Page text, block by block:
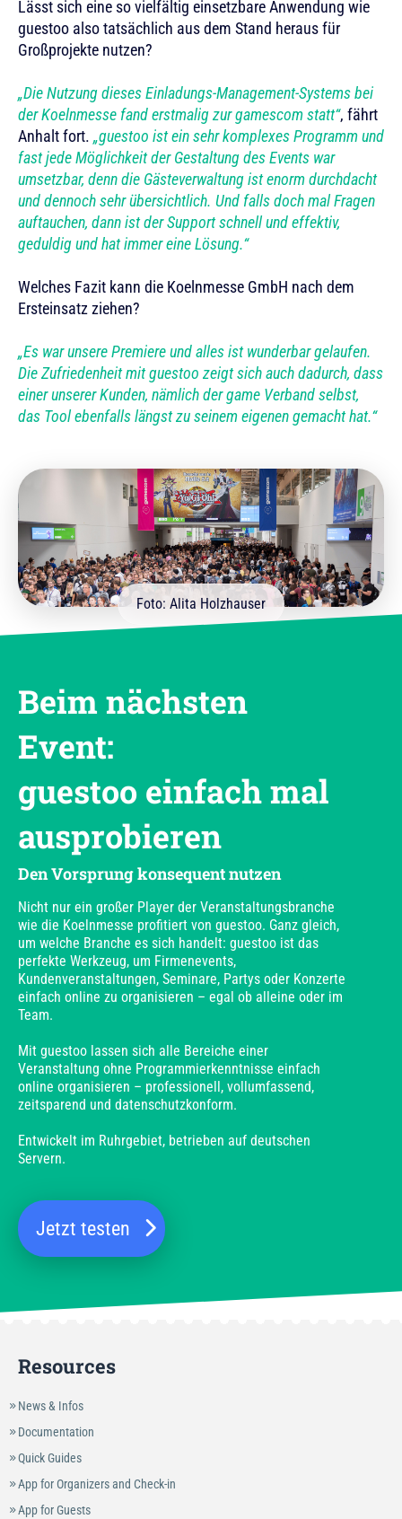
Lässt sich eine so vielfältig einsetzbare Anwendung wie
guestoo also tatsächlich aus dem Stand heraus für
Großprojekte nutzen?
„Die Nutzung dieses Einladungs-Management-Systems bei
der Koelnmesse fand erstmalig zur gamescom statt“, fährt
Anhalt fort. „guestoo ist ein sehr komplexes Programm und
fast jede Möglichkeit der Gestaltung des Events war
umsetzbar, denn die Gästeverwaltung ist enorm durchdacht
und dennoch sehr übersichtlich. Und falls doch mal Fragen
auftauchen, dann ist der Support schnell und effektiv,
geduldig und hat immer eine Lösung.“
Welches Fazit kann die Koelnmesse GmbH nach dem
Ersteinsatz ziehen?
„Es war unsere Premiere und alles ist wunderbar gelaufen.
Die Zufriedenheit mit guestoo zeigt sich auch dadurch, dass
einer unserer Kunden, nämlich der game Verband selbst,
das Tool ebenfalls längst zu seinem eigenen gemacht hat.“
Foto: Alita Holzhauser
Beim nächsten
Event:
guestoo einfach mal
ausprobieren
Den Vorsprung konsequent nutzen
Nicht nur ein großer Player der Veranstaltungsbranche
wie die Koelnmesse profitiert von guestoo. Ganz gleich,
um welche Branche es sich handelt: guestoo ist das
perfekte Werkzeug, um Firmenevents,
Kundenveranstaltungen, Seminare, Partys oder Konzerte
einfach online zu organisieren – egal ob alleine oder im
Team.
Mit guestoo lassen sich alle Bereiche einer
Veranstaltung ohne Programmierkenntnisse einfach
online organisieren – professionell, vollumfassend,
zeitsparend und datenschutzkonform.
Entwickelt im Ruhrgebiet, betrieben auf deutschen
Servern.
Jetzt testen
Resources
News & Infos
Documentation
Quick Guides
App for Organizers and Check-in
App for Guests